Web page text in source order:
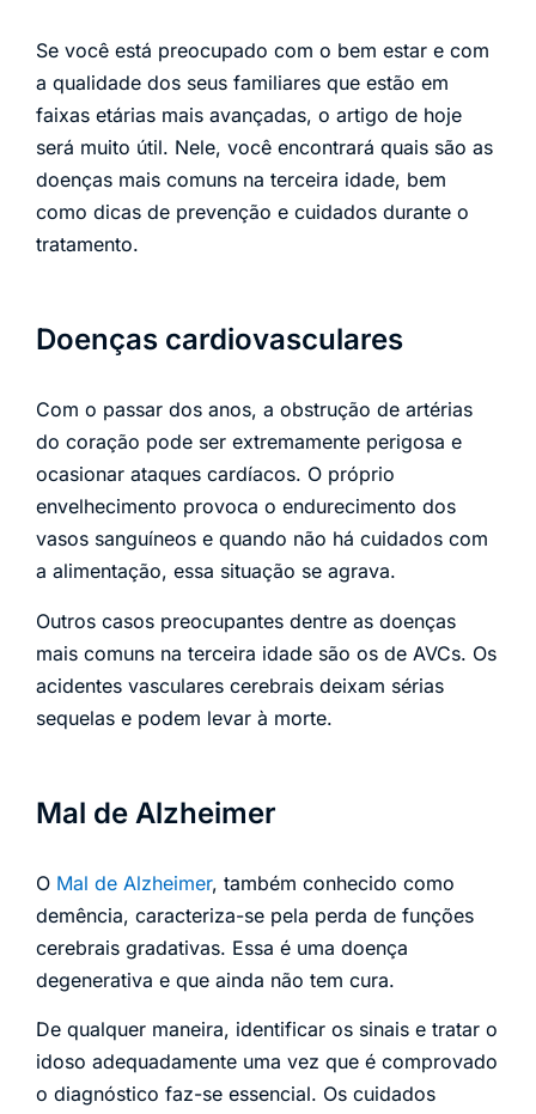
Se você está preocupado com o bem estar e com
a qualidade dos seus familiares que estão em
faixas etárias mais avançadas, o artigo de hoje
será muito útil. Nele, você encontrará quais são as
doenças mais comuns na terceira idade, bem
como dicas de prevenção e cuidados durante o
tratamento.
Doenças cardiovasculares
Com o passar dos anos, a obstrução de artérias
do coração pode ser extremamente perigosa e
ocasionar ataques cardíacos. O próprio
envelhecimento provoca o endurecimento dos
vasos sanguíneos e quando não há cuidados com
a alimentação, essa situação se agrava.
Outros casos preocupantes dentre as doenças
mais comuns na terceira idade são os de AVCs. Os
acidentes vasculares cerebrais deixam sérias
sequelas e podem levar à morte.
Mal de Alzheimer
O Mal de Alzheimer, também conhecido como
demência, caracteriza-se pela perda de funções
cerebrais gradativas. Essa é uma doença
degenerativa e que ainda não tem cura.
De qualquer maneira, identificar os sinais e tratar o
idoso adequadamente uma vez que é comprovado
o diagnóstico faz-se essencial. Os cuidados